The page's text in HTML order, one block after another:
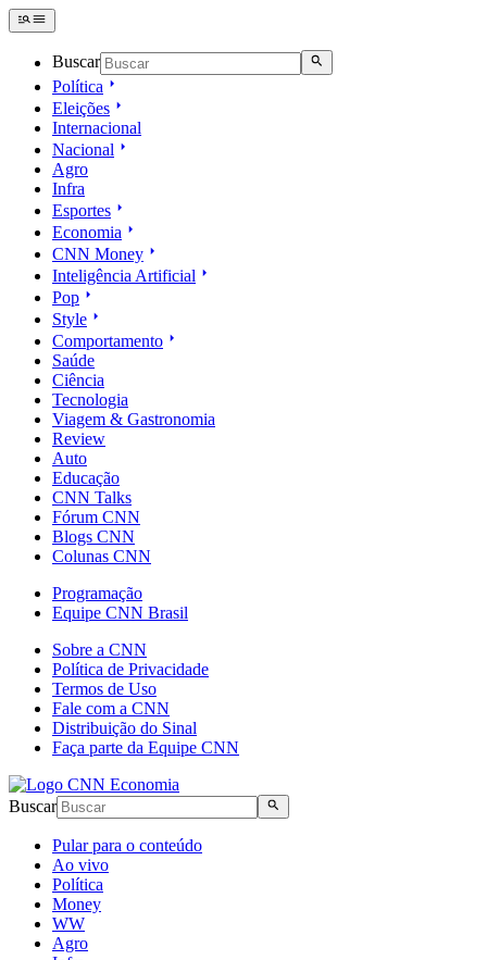
Buscar
Política
Eleições
Internacional
Nacional
Agro
Infra
Esportes
Economia
CNN Money
Inteligência Artificial
Pop
Style
Comportamento
Saúde
Ciência
Tecnologia
Viagem & Gastronomia
Review
Auto
Educação
CNN Talks
Fórum CNN
Blogs CNN
Colunas CNN
Programação
Equipe CNN Brasil
Sobre a CNN
Política de Privacidade
Termos de Uso
Fale com a CNN
Distribuição do Sinal
Faça parte da Equipe CNN
Buscar
Pular para o conteúdo
Ao vivo
Política
Money
WW
Agro